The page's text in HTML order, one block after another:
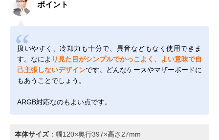
ポイント
扱いやすく、冷却力も十分で、異音などもなく使用できま
す。なによ り見た目がシンプルでかっこよく、よい意味で自
己主張しないデザインです。どんなケースやマザーボードに
もあうことでしょう。
ARGB対応なのもよい点です。
本体サイズ：幅120×奥行397×高さ27mm